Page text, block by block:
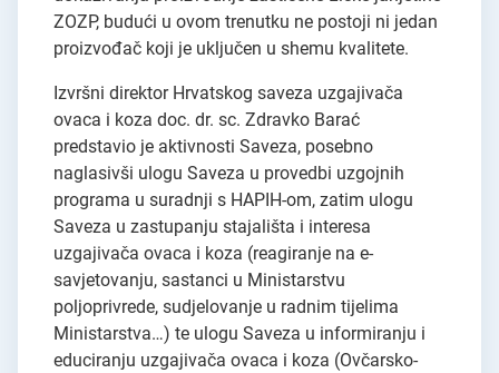
ZOZP, budući u ovom trenutku ne postoji ni jedan
proizvođač koji je uključen u shemu kvalitete.
Izvršni direktor Hrvatskog saveza uzgajivača
ovaca i koza doc. dr. sc. Zdravko Barać
predstavio je aktivnosti Saveza, posebno
naglasivši ulogu Saveza u provedbi uzgojnih
programa u suradnji s HAPIH-om, zatim ulogu
Saveza u zastupanju stajališta i interesa
uzgajivača ovaca i koza (reagiranje na e-
savjetovanju, sastanci u Ministarstvu
poljoprivrede, sudjelovanje u radnim tijelima
Ministarstva…) te ulogu Saveza u informiranju i
educiranju uzgajivača ovaca i koza (Ovčarsko-